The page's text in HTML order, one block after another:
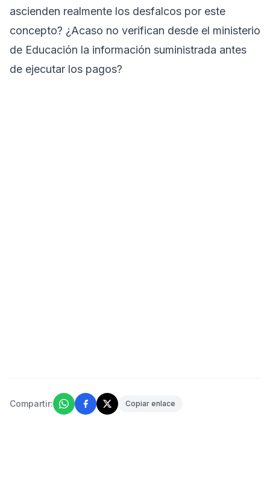
ascienden realmente los desfalcos por este
concepto? ¿Acaso no verifican desde el ministerio
de Educación la información suministrada antes
de ejecutar los pagos?
Compartir: Copiar enlace